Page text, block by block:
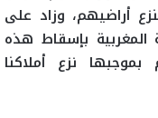
أراضيهم، وزاد على
بإسقاط هذه
نزع أملاكنا